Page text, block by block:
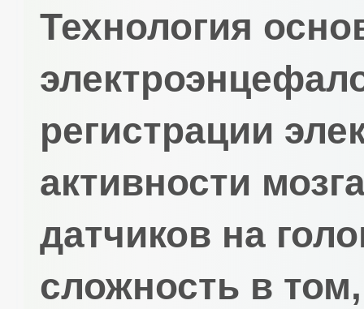
Технология
регистрации
активности
датчиков на
сложность в